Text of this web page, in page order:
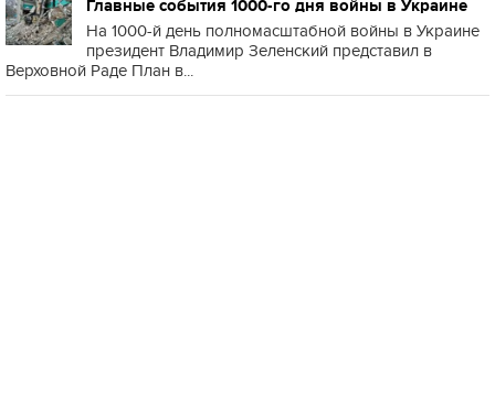
Главные события 1000-го дня войны в Украине
На 1000-й день полномасштабной войны в Украине
президент Владимир Зеленский представил в
Верховной Раде План в...